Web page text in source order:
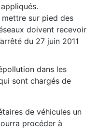
sur pied des
doivent recevoir
du 27 juin 2011
dans les
sont chargés de
de véhicules un
procéder à